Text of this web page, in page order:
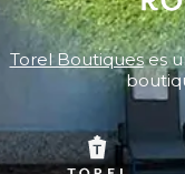
Torel Boutiqueses